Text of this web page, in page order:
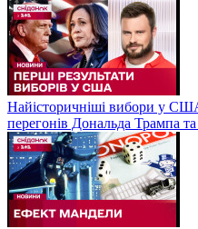
Найісторичніші вибори у
перегонів Дональда Трампа